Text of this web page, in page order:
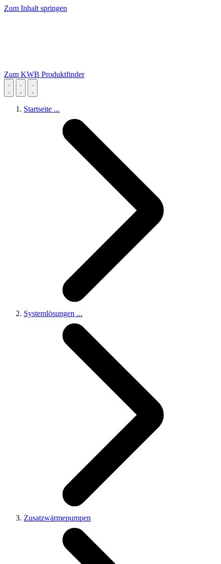
Zum Inhalt springen
Zum KWB Produktfinder
Startseite ...
Systemlösungen ...
Zusatzwärmepumpen